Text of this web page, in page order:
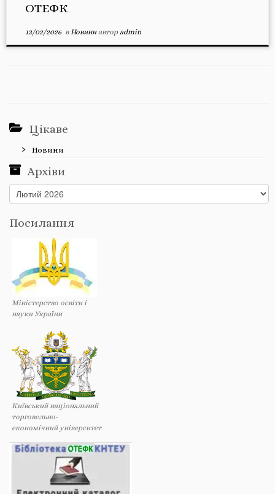
ОТЕФК
13/02/2026в Новиниавторadmin
Цікаве
Новини
Архіви
Архіви
Посилання
Міністерство освіти і
науки України
Київський національний
торговельно-
економічний університет